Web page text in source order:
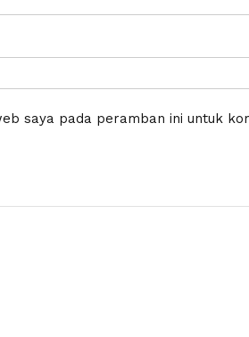
saya pada peramban ini untuk